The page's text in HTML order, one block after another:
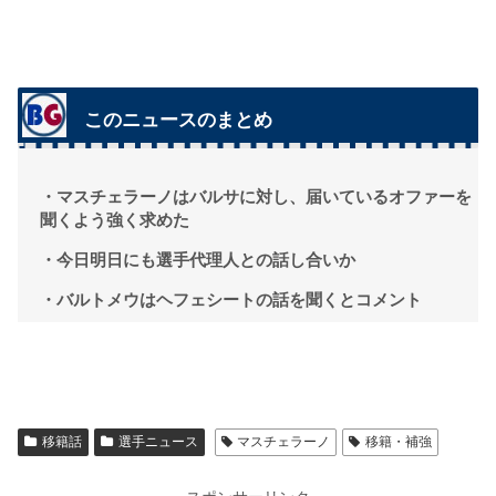
このニュースのまとめ
・マスチェラーノはバルサに対し、届いているオファーを
聞くよう強く求めた
・今日明日にも選手代理人との話し合いか
・バルトメウはヘフェシートの話を聞くとコメント
移籍話 選手ニュース マスチェラーノ 移籍・補強